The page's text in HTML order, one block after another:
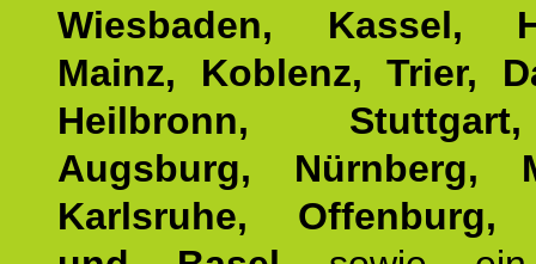
Wiesbaden, Kassel,
Mainz, Koblenz, Trier,
Heilbronn,
Augsburg, Nürnberg,
Karlsruhe, Offenburg,